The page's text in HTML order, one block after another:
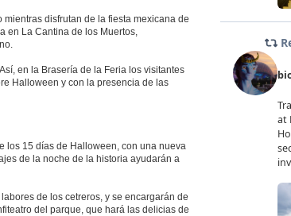
mientras disfrutan de la fiesta mexicana de
en La Cantina de los Muertos,
en la Brasería de la Feria los visitantes
Halloween y con la presencia de las
los 15 días de Halloween, con una nueva
de la noche de la historia ayudarán a
de los cetreros, y se encargarán de
del parque, que hará las delicias de